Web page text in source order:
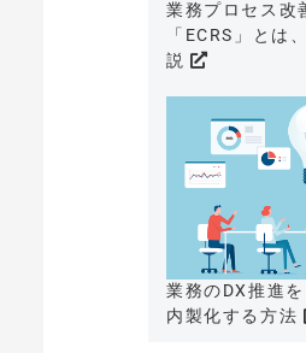
業務プロセス改
「ECRS」とは
説
業務のDX推進
内製化する方法